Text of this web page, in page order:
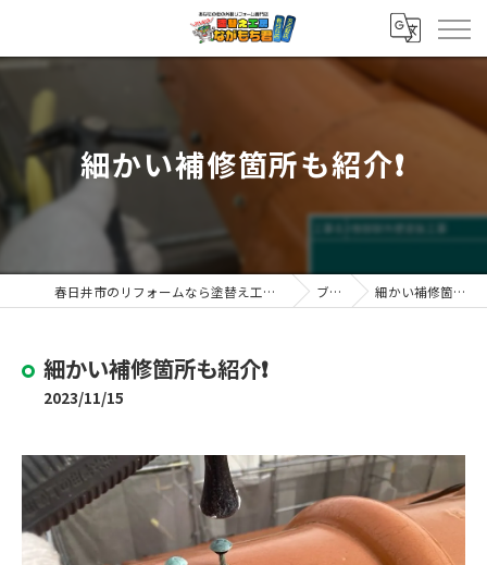
細かい補修箇所も紹介❗️
春日井市のリフォームなら塗替え工房ながもち君 春日井店 ブログ 細かい補修箇所も紹介❗️
細かい補修箇所も紹介❗️
2023/11/15